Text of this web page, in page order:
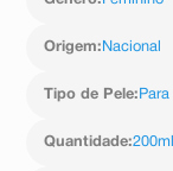
necessário para
Origem: Nacional
Tipo de Pele:
Quantidade:200ml